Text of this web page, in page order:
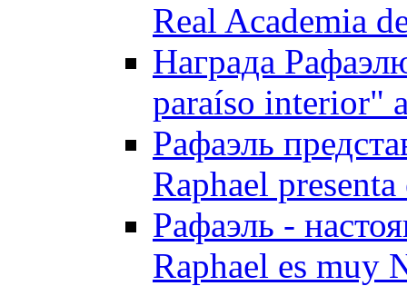
Real Academia
Награда
paraíso interior"
Рафаэль
Raphael
Рафаэль -
Raphael es muy